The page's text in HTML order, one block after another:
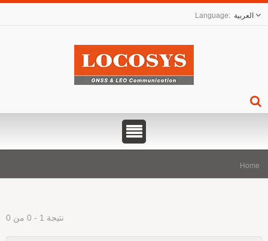
العربية
Home
نتيجة 1 - 0 من 0